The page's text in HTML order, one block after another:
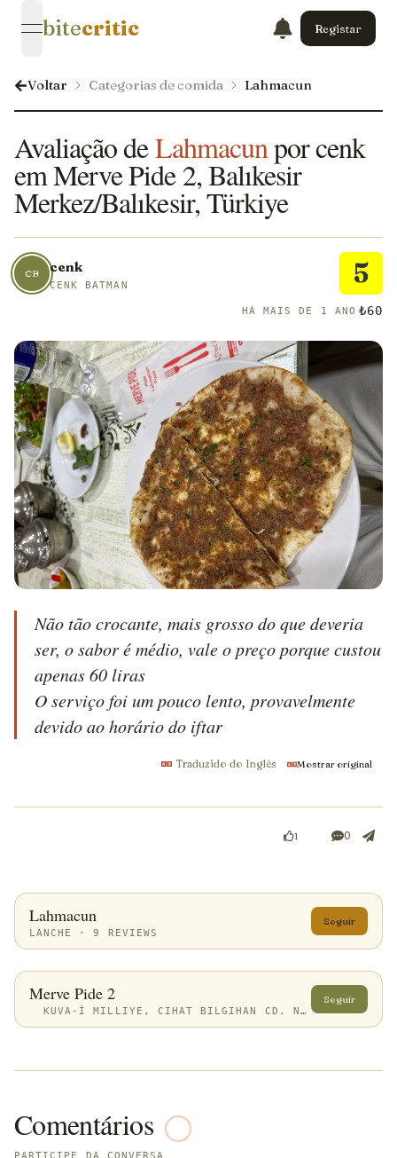
open navigation menu
bitecritic Registar
Voltar Categorias de comida Lahmacun
Avaliação deLahmacunpor cenk
em Merve Pide 2, Balıkesir
Merkez/Balıkesir, Türkiye
CB cenk
CENK BATMAN 5
HÁ MAIS DE 1 ANO ₺60
Não tão crocante, mais grosso do que deveria
ser, o sabor é médio, vale o preço porque custou
apenas 60 liras
O serviço foi um pouco lento, provavelmente
devido ao horário do iftar
Traduzido do Inglês Mostrar original
1 0
Lahmacun
LANCHE · 9 REVIEWS
Seguir
Merve Pide 2
KUVA-İ MILLIYE, CIHAT BILGIHAN CD. NO:113, 10030 BALIKESIR MERKEZ/BALIKESIR, TÜRKIYE
Seguir
Comentários
PARTICIPE DA CONVERSA